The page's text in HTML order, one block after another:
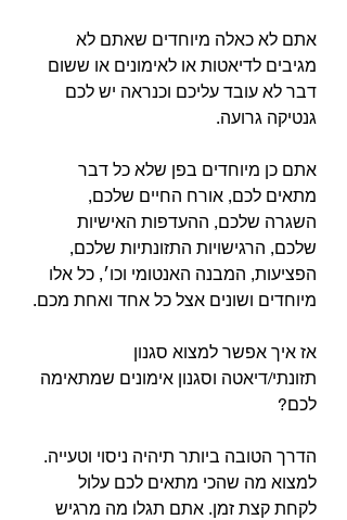
אתם לא כאלה מיוחדים שאתם לא
מגיבים לדיאטות או לאימונים או ששום
דבר לא עובד עליכם וכנראה יש לכם
גנטיקה גרועה.
אתם כן מיוחדים בפן שלא כל דבר
מתאים לכם, אורח החיים שלכם,
השגרה שלכם, ההעדפות האישיות
שלכם, הרגישויות התזונתיות שלכם,
הפציעות, המבנה האנטומי וכו׳, כל אלו
מיוחדים ושונים אצל כל אחד ואחת מכם.
אז איך אפשר למצוא סגנון
תזונתי/דיאטה וסגנון אימונים שמתאימה
לכם?
הדרך הטובה ביותר תיהיה ניסוי וטעייה.
למצוא מה שהכי מתאים לכם עלול
לקחת קצת זמן. אתם תגלו מה מרגיש